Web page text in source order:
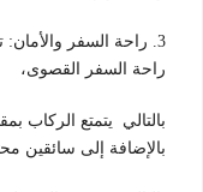
3. راحة السفر
راحة السفر القصوى،
بالتالي يتمتع الركاب
بالإضافة إلى سائقين